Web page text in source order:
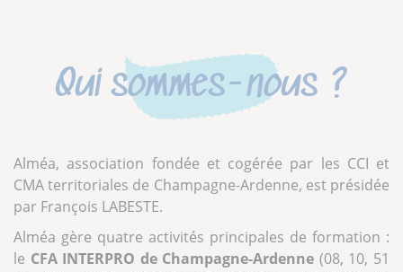
Qui sommes-nous ?
Alméa, association fondée et cogérée par les CCI et
CMA territoriales de Champagne-Ardenne, est présidée
par François LABESTE.
Alméa gère quatre activités principales de formation :
le CFA INTERPRO de Champagne-Ardenne (08, 10, 51